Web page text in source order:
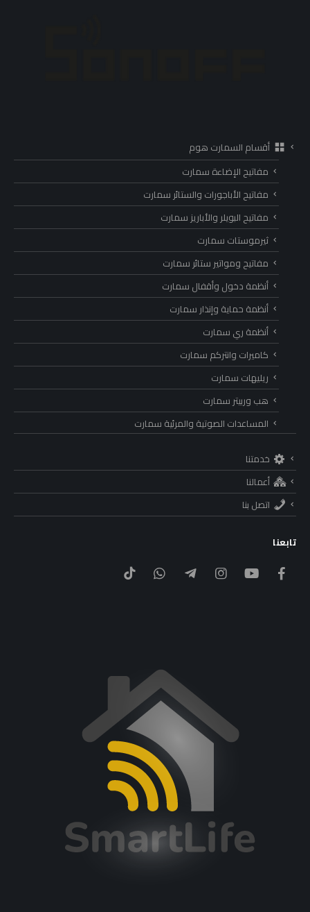
أقسام السمارت هوم
مفاتيح الإضاءة سمارت
مفاتيح الأباجورات والستائر سمارت
مفاتيح البويلر والأباريز سمارت
ثيرموستات سمارت
مفاتيح ومواتير ستائر سمارت
أنظمة دخول وأقفال سمارت
أنظمة حماية وإنذار سمارت
أنظمة ري سمارت
كاميرات وانتركم سمارت
ريليهات سمارت
هب وربيتر سمارت
المساعدات الصوتية والمرئية سمارت
خدمتنا
أعمالنا
اتصل بنا
تابعنا